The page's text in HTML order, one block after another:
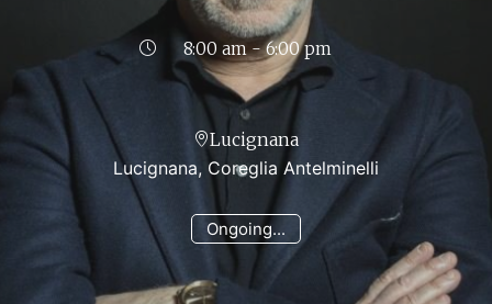
Ongoing...
8:00 am - 6:00 pm
Lucignana
Lucignana, Coreglia Antelminelli